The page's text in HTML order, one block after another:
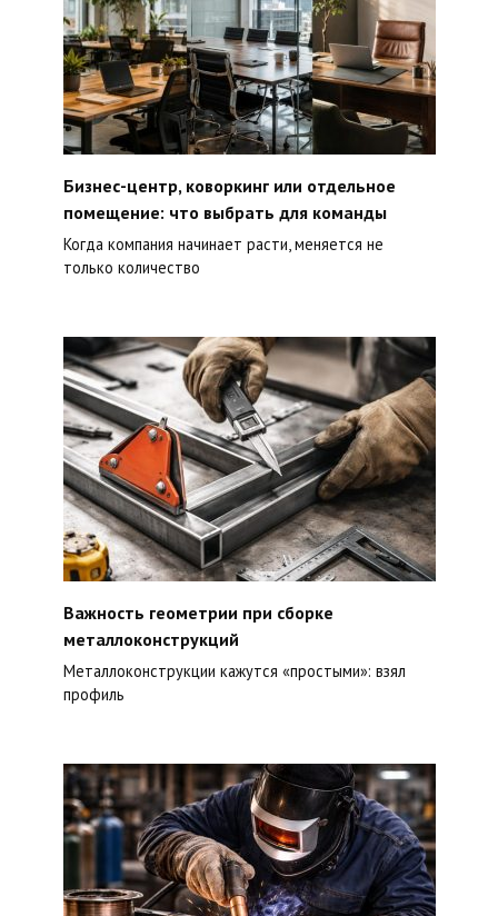
Бизнес-центр, коворкинг или отдельное
помещение: что выбрать для команды
Когда компания начинает расти, меняется не
только количество
Важность геометрии при сборке
металлоконструкций
Металлоконструкции кажутся «простыми»: взял
профиль